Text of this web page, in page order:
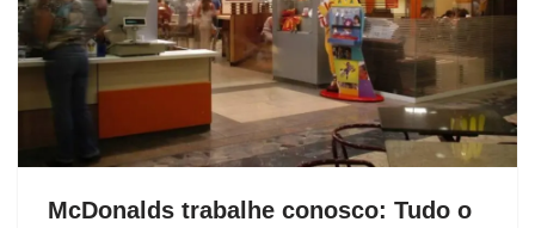
McDonalds trabalhe conosco: Tudo o